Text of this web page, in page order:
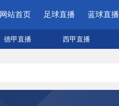
网站首页 足球直播 蓝球直播
德甲直播 西甲直播